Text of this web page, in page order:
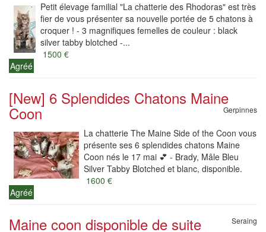
Petit élevage familial "La chatterie des Rhodoras" est très
fier de vous présenter sa nouvelle portée de 5 chatons à
croquer ! - 3 magnifiques femelles de couleur : black
silver tabby blotched -...
1500 €
Agréé
[New] 6 Splendides Chatons Maine
Coon Gerpinnes
La chatterie The Maine Side of the Coon vous
présente ses 6 splendides chatons Maine
Coon nés le 17 mai 💕 - Brady, Mâle Bleu
Silver Tabby Blotched et blanc, disponible.
1600 €
Agréé
Maine coon disponible de suite Seraing